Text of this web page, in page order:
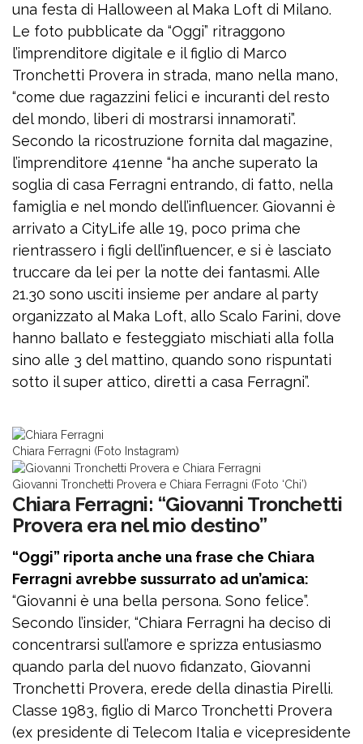
una festa di Halloween al Maka Loft di Milano.
Le foto pubblicate da “Oggi” ritraggono
l’imprenditore digitale e il figlio di Marco
Tronchetti Provera in strada, mano nella mano,
“come due ragazzini felici e incuranti del resto
del mondo, liberi di mostrarsi innamorati”.
Secondo la ricostruzione fornita dal magazine,
l’imprenditore 41enne “ha anche superato la
soglia di casa Ferragni entrando, di fatto, nella
famiglia e nel mondo dell’influencer. Giovanni è
arrivato a CityLife alle 19, poco prima che
rientrassero i figli dell’influencer, e si è lasciato
truccare da lei per la notte dei fantasmi. Alle
21.30 sono usciti insieme per andare al party
organizzato al Maka Loft, allo Scalo Farini, dove
hanno ballato e festeggiato mischiati alla folla
sino alle 3 del mattino, quando sono rispuntati
sotto il super attico, diretti a casa Ferragni”.
Chiara Ferragni (Foto Instagram)
Giovanni Tronchetti Provera e Chiara Ferragni (Foto ‘Chi’)
Chiara Ferragni: “Giovanni Tronchetti
Provera era nel mio destino”
“Oggi” riporta anche una frase che Chiara
Ferragni avrebbe sussurrato ad un’amica:
“Giovanni è una bella persona. Sono felice”.
Secondo l’insider, “Chiara Ferragni ha deciso di
concentrarsi sull’amore e sprizza entusiasmo
quando parla del nuovo fidanzato, Giovanni
Tronchetti Provera, erede della dinastia Pirelli.
Classe 1983, figlio di Marco Tronchetti Provera
(ex presidente di Telecom Italia e vicepresidente